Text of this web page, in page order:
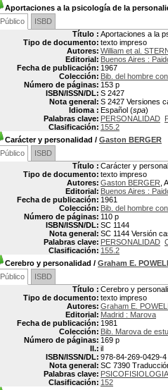
Aportaciones a la psicología de la
Público
ISBD
Título : Aportaciones a la
Tipo de documento: texto impreso
Autores: William et al.
Editorial: Buenos Aires :
Fecha de publicación: 1967
Colección: Bib. del hombre
Número de páginas: 153 p
ISBN/ISSN/DL: S 2427
Nota general: S 2427 Versiones
Idioma : Español (spa)
Palabras clave: PERSONALIDAD
Clasificación: 155.2
Carácter y personalidad / Gaston BERGER
Público
ISBD
Título : Carácter y
Tipo de documento: texto impreso
Autores: Gaston BERGER ,
Editorial: Buenos Aires :
Fecha de publicación: 1961
Colección: Bib. del hombre
Número de páginas: 110 p
ISBN/ISSN/DL: SC 1144
Nota general: SC 1144 Versión
Palabras clave: PERSONALIDAD
Clasificación: 155.2
Cerebro y personalidad / Graham E.
Público
ISBD
Título : Cerebro y
Tipo de documento: texto impreso
Autores: Graham E.
Editorial: Madrid : Marova
Fecha de publicación: 1981
Colección: Bib. Marova de
Número de páginas: 169 p
Il.: il
ISBN/ISSN/DL: 978-84-269-0429-4
Nota general: SC 7390
Palabras clave: PSICOFISIOLOGIA
Clasificación: 152